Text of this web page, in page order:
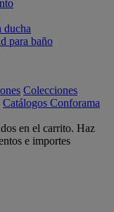
ducha
para baño
Colecciones
Catálogos Conforama
en el carrito. Haz
e importes